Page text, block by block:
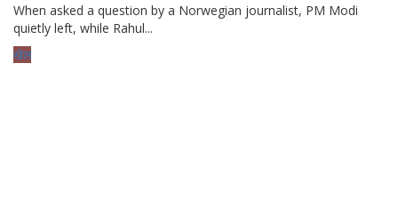
When asked a question by a Norwegian journalist, PM Modi
quietly left, while Rahul...
खेल